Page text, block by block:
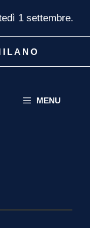
1 settembre.
MENU